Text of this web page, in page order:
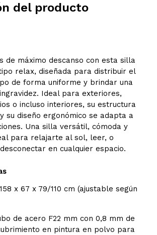
del producto
de máximo descanso con esta silla
relax, diseñada para distribuir el
de forma uniforme y brindar una
Ideal para exteriores,
o incluso interiores, su estructura
su diseño ergonómico se adapta a
Una silla versátil, cómoda y
para relajarte al sol, leer, o
en cualquier espacio.
x 67 x 79/110 cm (ajustable según
de acero F22 mm con 0,8 mm de
en pintura en polvo para